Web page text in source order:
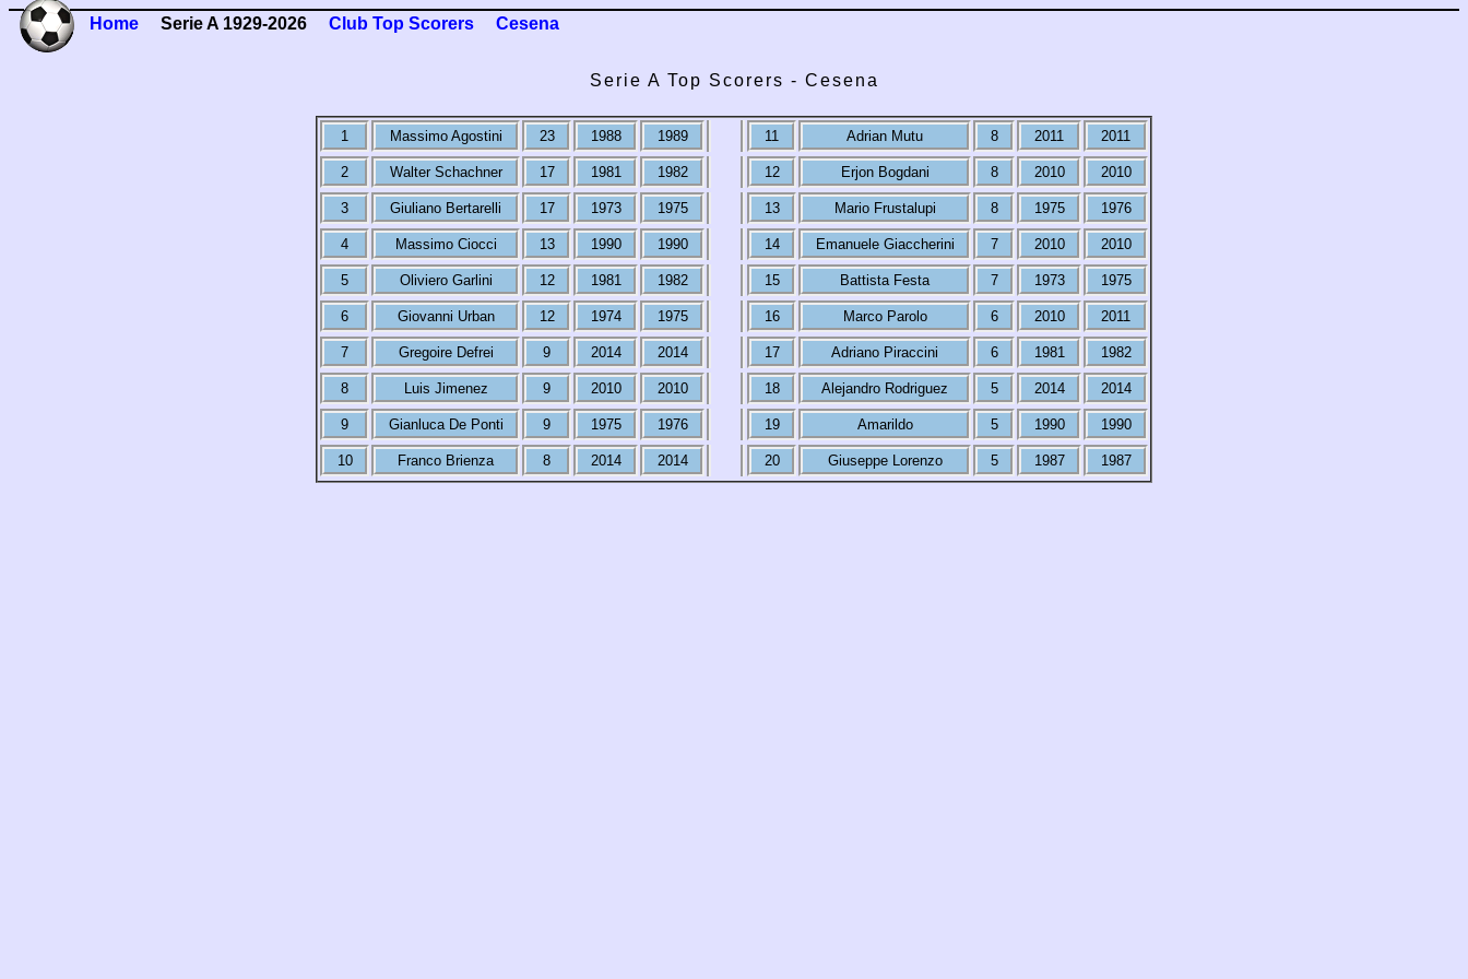
Home Serie A 1929-2026 Club Top Scorers Cesena
Serie A Top Scorers - Cesena
1 Massimo Agostini 23 1988 1989 11 Adrian Mutu 8 2011 2011
2 Walter Schachner 17 1981 1982 12 Erjon Bogdani 8 2010 2010
3 Giuliano Bertarelli 17 1973 1975 13 Mario Frustalupi 8 1975 1976
4 Massimo Ciocci 13 1990 1990 14 Emanuele Giaccherini 7 2010 2010
5 Oliviero Garlini 12 1981 1982 15 Battista Festa 7 1973 1975
6 Giovanni Urban 12 1974 1975 16 Marco Parolo 6 2010 2011
7 Gregoire Defrei 9 2014 2014 17 Adriano Piraccini 6 1981 1982
8 Luis Jimenez 9 2010 2010 18 Alejandro Rodriguez 5 2014 2014
9 Gianluca De Ponti 9 1975 1976 19 Amarildo 5 1990 1990
10 Franco Brienza 8 2014 2014 20 Giuseppe Lorenzo 5 1987 1987